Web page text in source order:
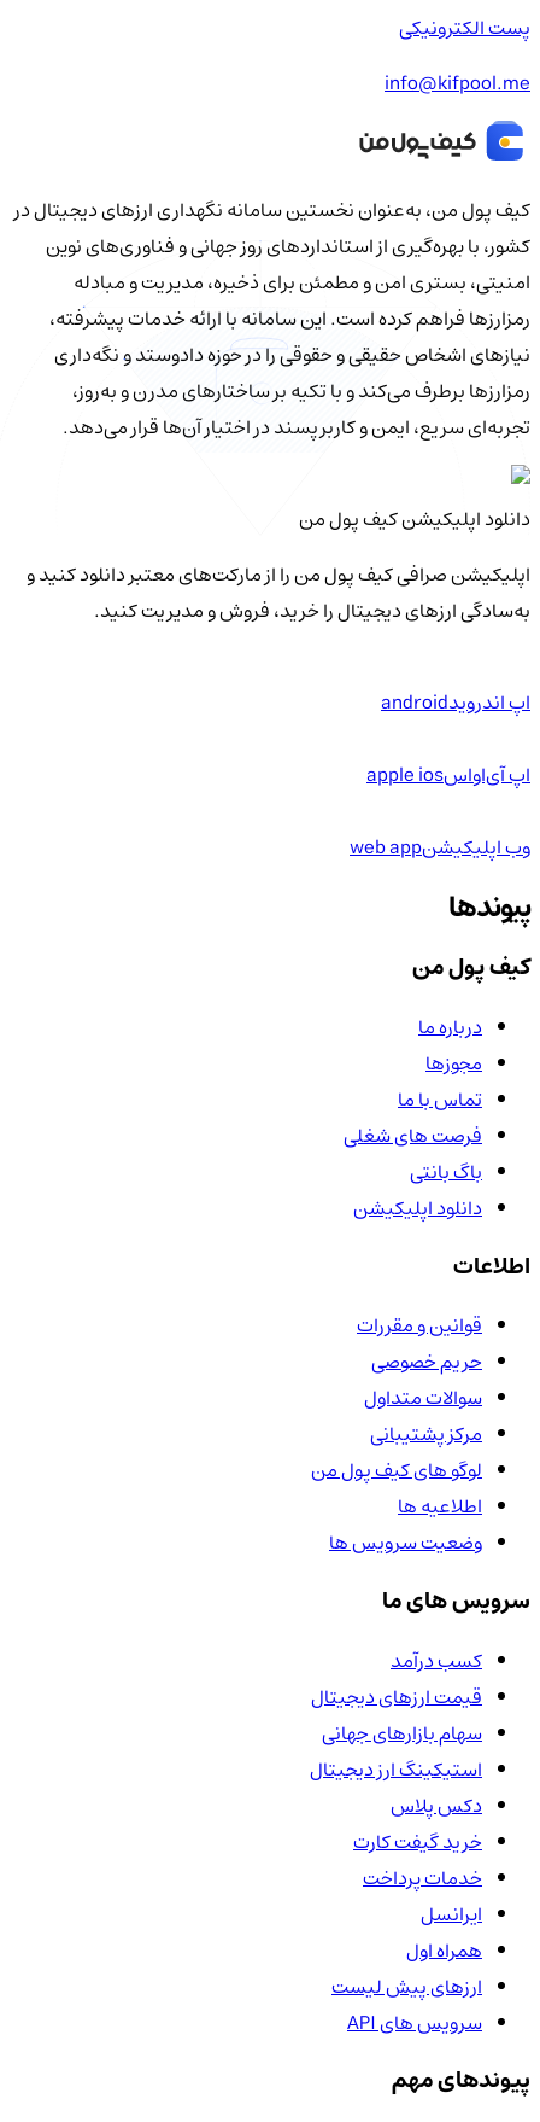
پست الکترونیکی
info@kifpool.me
کیف‌ پول من، به‌عنوان نخستین سامانه نگهداری ارزهای دیجیتال در
کشور، با بهره‌گیری از استانداردهای روز جهانی و فناوری‌های نوین
امنیتی، بستری امن و مطمئن برای ذخیره، مدیریت و مبادله
رمزارزها فراهم کرده است. این سامانه با ارائه خدمات پیشرفته،
نیازهای اشخاص حقیقی و حقوقی را در حوزه دادوستد و نگه‌داری
رمزارزها برطرف می‌کند و با تکیه بر ساختارهای مدرن و به‌روز،
تجربه‌ای سریع، ایمن و کاربرپسند در اختیار آن‌ها قرار می‌دهد.
دانلود اپلیکیشن کیف‌ پول من
اپلیکیشن صرافی کیف پول من را از مارکت‌های معتبر دانلود کنید و
به‌سادگی ارزهای دیجیتال را خرید، فروش و مدیریت کنید.
اپ اندرویدandroid
اپ آی‌او‌اسapple ios
وب اپلیکیشنweb app
پیوندها
کیف پول من
درباره ما
مجوزها
تماس با ما
فرصت های شغلی
باگ بانتی
دانلود اپلیکیشن
اطلاعات
قوانین و مقررات
حریم خصوصی
سوالات متداول
مرکز پشتیبانی
لوگو های کیف پول من
اطلاعیه ها
وضعیت سرویس ها
سرویس های ما
کسب درآمد
قیمت ارزهای دیجیتال
سهام بازارهای جهانی
استیکینگ ارز دیجیتال
دکس پلاس
خرید گیفت کارت
خدمات پرداخت
ایرانسل
همراه اول
ارزهای پیش لیست
سرویس های API
پیوندهای مهم